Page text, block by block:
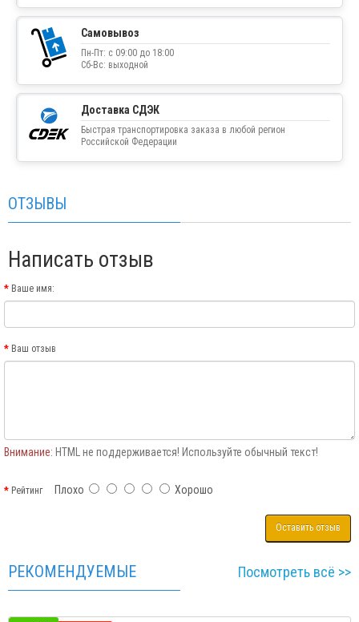
Самовывоз
Пн-Пт: с 09:00 до 18:00
Сб-Вс: выходной
Доставка СДЭК
Быстрая транспортировка заказа в любой регион
Российской Федерации
ОТЗЫВЫ
Написать отзыв
Ваше имя:
Ваш отзыв
Внимание: HTML не поддерживается! Используйте обычный текст!
РейтингПлохо Хорошо
Оставить отзыв
РЕКОМЕНДУЕМЫЕ Посмотреть всё >>